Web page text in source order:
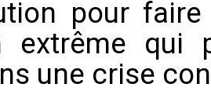
pour
extrême qui
une crise